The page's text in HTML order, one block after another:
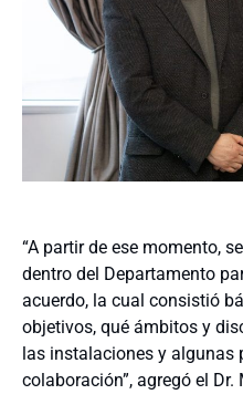
“A partir de ese momento,
dentro del Departamento
acuerdo, la cual consistió
objetivos, qué ámbitos y
las instalaciones y algunas
colaboración”, agregó el Dr.